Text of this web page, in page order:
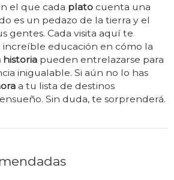
el que cada platocuenta una
es un pedazo de la tierra y el
gentes. Cada visita aquí te
educación en cómo la
historiapueden entrelazarse para
inigualable. Si aún no lo has
a tu lista de destinos
Sin duda, te sorprenderá.